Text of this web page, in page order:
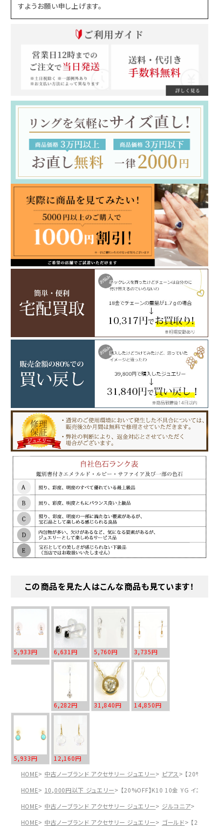
すようお願い申し上げます。
この商品を見た人はこんな商品も見ています！
5,933円 6,631円 5,760円 3,735円
6,282円 31,840円 14,850円
5,933円
12,160円
HOME
中古ノーブランド アクセサリー ジュエリー ピアス
【20%OFF
HOME
10,000円以下 ジュエリー
【20%OFF】K10 10金 YG イエロ
HOME
中古ノーブランド アクセサリー ジュエリー ジルコニア
HOME
中古ノーブランド アクセサリー ジュエリー ゴールド 【